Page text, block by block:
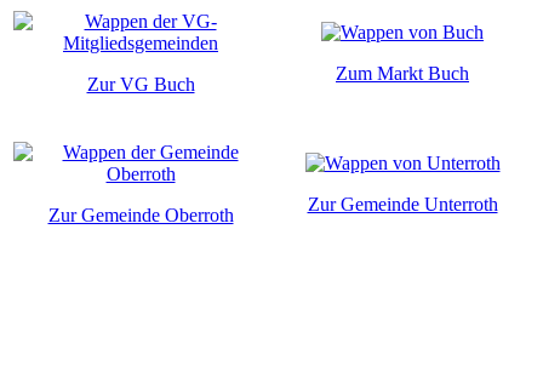
Zur VG Buch
Zum Markt Buch
Zur Gemeinde Oberroth
Zur Gemeinde Unterroth